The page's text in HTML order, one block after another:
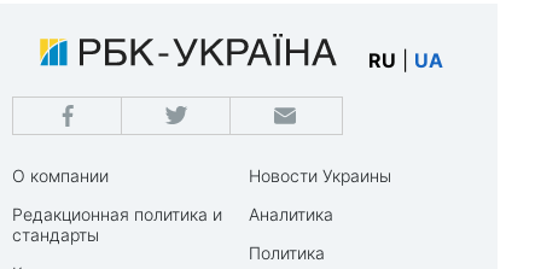
RU UA
О компании
Редакционная политика и
стандарты
Новости Украины
Аналитика
Политика